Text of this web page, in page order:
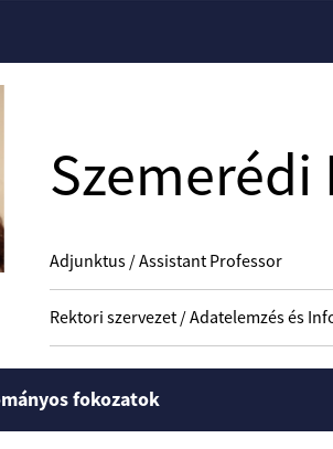
Szemerédi
Adjunktus / Assistant Professor
Rektori szervezet / Adatelemzés és
fokozatok